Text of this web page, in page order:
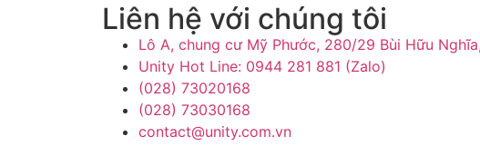
Liên hệ với chúng tôi
Lô A, chung cư Mỹ Phước, 280/29 Bùi Hữu
Unity Hot Line: 0944 281 881 (Zalo)
(028) 73020168
(028) 73030168
contact@unity.com.vn